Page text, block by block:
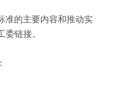
的主要内容和推动实
委链接。